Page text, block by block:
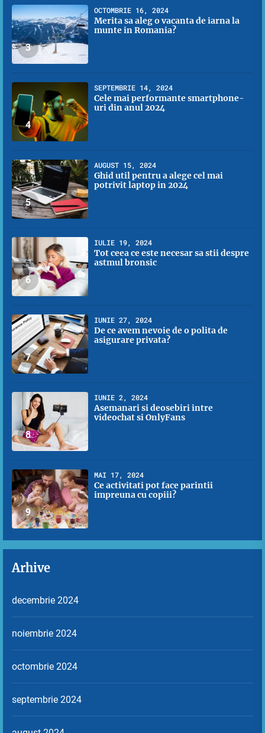
3
OCTOMBRIE 16, 2024
Merita sa aleg o vacanta de iarna la
munte in Romania?
4
SEPTEMBRIE 14, 2024
Cele mai performante smartphone-
uri din anul 2024
5
AUGUST 15, 2024
Ghid util pentru a alege cel mai
potrivit laptop in 2024
6
IULIE 19, 2024
Tot ceea ce este necesar sa stii despre
astmul bronsic
7
IUNIE 27, 2024
De ce avem nevoie de o polita de
asigurare privata?
8
IUNIE 2, 2024
Asemanari si deosebiri intre
videochat si OnlyFans
9
MAI 17, 2024
Ce activitati pot face parintii
impreuna cu copiii?
Arhive
decembrie 2024
noiembrie 2024
octombrie 2024
septembrie 2024